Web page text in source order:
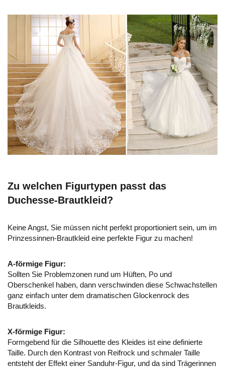
Zu welchen Figurtypen passt das
Duchesse-Brautkleid?
Keine Angst, Sie müssen nicht perfekt proportioniert sein, um im
Prinzessinnen-Brautkleid eine perfekte Figur zu machen!
A-förmige Figur:
Sollten Sie Problemzonen rund um Hüften, Po und
Oberschenkel haben, dann verschwinden diese Schwachstellen
ganz einfach unter dem dramatischen Glockenrock des
Brautkleids.
X-förmige Figur:
Formgebend für die Silhouette des Kleides ist eine definierte
Taille. Durch den Kontrast von Reifrock und schmaler Taille
entsteht der Effekt einer Sanduhr-Figur, und da sind Trägerinnen